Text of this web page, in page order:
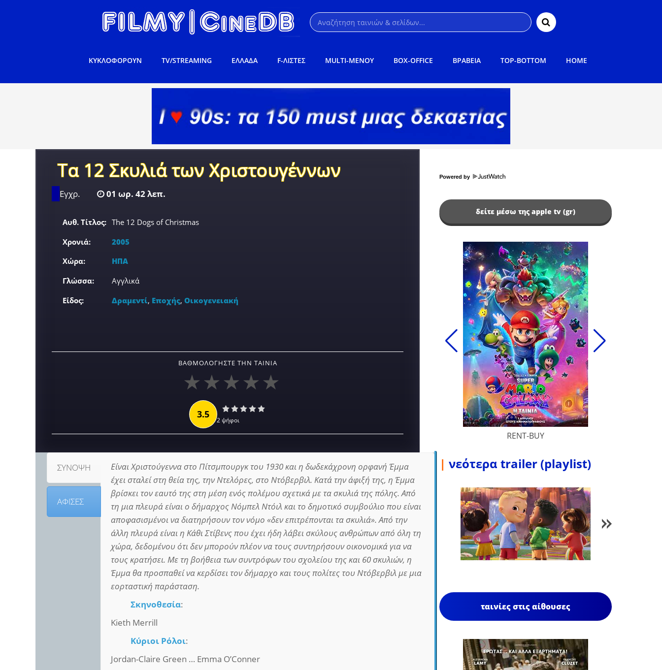
ΚΥΚΛΟΦΟΡΟΥΝ TV/STREAMING ΕΛΛΑΔΑ F-ΛΙΣΤΕΣ MULTI-ΜΕΝΟΥ BOX-OFFICE ΒΡΑΒΕΙΑ TOP-BOTTOM HOME
Τα 12 Σκυλιά των Χριστουγέννων
Εγχρ. 01 ωρ. 42 λεπ.
Αυθ. Τίτλος: The 12 Dogs of Christmas
Χρονιά:
2005
Χώρα:
ΗΠΑ
Γλώσσα:
Αγγλικά
Είδος:
Δραμεντί, Εποχής,Οικογενειακή
ΒΑΘΜΟΛΟΓΉΣΤΕ ΤΗΝ ΤΑΙΝΊΑ
3.5 2 ψήφοι
ΣΥΝΟΨΗ
ΑΦΙΣΕΣ
Είναι Χριστούγεννα στο Πίτσμπουργκ του 1930 και η δωδεκάχρονη ορφανή Έμμα
έχει σταλεί στη θεία της, την Ντελόρες, στο Ντόβερβιλ. Κατά την άφιξή της, η Έμμα
βρίσκει τον εαυτό της στη μέση ενός πολέμου σχετικά με τα σκυλιά της πόλης. Από
τη μια πλευρά είναι ο δήμαρχος Νόμπελ Ντόιλ και το δημοτικό συμβούλιο που είναι
αποφασισμένοι να διατηρήσουν τον νόμο «δεν επιτρέπονται τα σκυλιά». Από την
άλλη πλευρά είναι η Κάθι Στίβενς που έχει ήδη λάβει σκύλους ανθρώπων από όλη τη
χώρα, δεδομένου ότι δεν μπορούν πλέον να τους συντηρήσουν οικονομικά για να
τους κρατήσει. Με τη βοήθεια των συντρόφων του σχολείου της και 60 σκυλιών, η
Έμμα θα προσπαθεί να κερδίσει τον δήμαρχο και τους πολίτες του Ντόβερβιλ με μια
εορταστική παράσταση.
Σκηνοθεσία:
Kieth Merrill
Κύριοι Ρόλοι:
Jordan-Claire Green … Emma O’Conner
Powered by
δείτε μέσω της apple tv (gr)
RENT-BUY
| νεότερα trailer (playlist)
1/85
ταινίες στις αίθουσες